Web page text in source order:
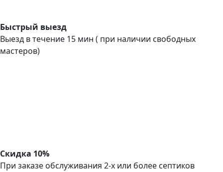
Быстрый выезд
Выезд в течение 15 мин ( при наличии свободных
мастеров)
Скидка 10%
При заказе обслуживания 2-х или более септиков